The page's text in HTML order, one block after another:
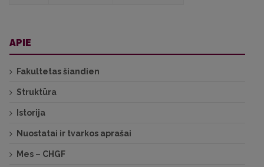
APIE
Fakultetas šiandien
Struktūra
Istorija
Nuostatai ir tvarkos aprašai
Mes – CHGF